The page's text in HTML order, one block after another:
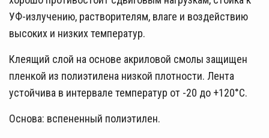
УФ-излучению, растворителям, влаге и воздействию
высоких и низких температур.
Клеящий слой на основе акриловой смолы защищен
пленкой из полиэтилена низкой плотности. Лента
устойчива в интервале температур от -20 до +120°С.
Основа: вспененный полиэтилен.